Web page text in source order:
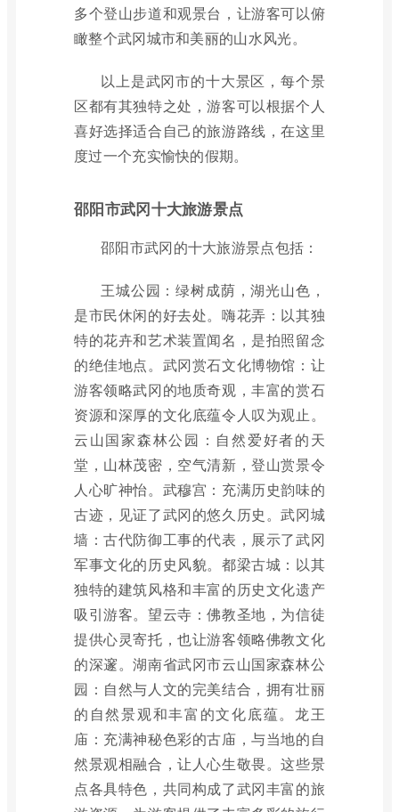
多个登山步道和观景台，让游客可以俯
瞰整个武冈城市和美丽的山水风光。
以上是武冈市的十大景区，每个景
区都有其独特之处，游客可以根据个人
喜好选择适合自己的旅游路线，在这里
度过一个充实愉快的假期。
邵阳市武冈十大旅游景点
邵阳市武冈的十大旅游景点包括：
王城公园：绿树成荫，湖光山色，
是市民休闲的好去处。嗨花弄：以其独
特的花卉和艺术装置闻名，是拍照留念
的绝佳地点。武冈赏石文化博物馆：让
游客领略武冈的地质奇观，丰富的赏石
资源和深厚的文化底蕴令人叹为观止。
云山国家森林公园：自然爱好者的天
堂，山林茂密，空气清新，登山赏景令
人心旷神怡。武穆宫：充满历史韵味的
古迹，见证了武冈的悠久历史。武冈城
墙：古代防御工事的代表，展示了武冈
军事文化的历史风貌。都梁古城：以其
独特的建筑风格和丰富的历史文化遗产
吸引游客。望云寺：佛教圣地，为信徒
提供心灵寄托，也让游客领略佛教文化
的深邃。湖南省武冈市云山国家森林公
园：自然与人文的完美结合，拥有壮丽
的自然景观和丰富的文化底蕴。龙王
庙：充满神秘色彩的古庙，与当地的自
然景观相融合，让人心生敬畏。这些景
点各具特色，共同构成了武冈丰富的旅